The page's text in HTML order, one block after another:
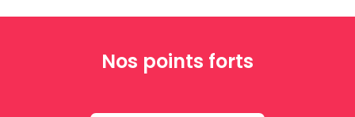
Nos points forts